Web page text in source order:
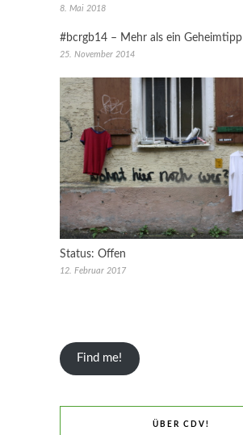
8. Mai 2018
#bcrgb14 – Mehr als ein Geheimtipp
25. November 2014
Status: Offen
12. Februar 2017
Find me!
ÜBER CDV!